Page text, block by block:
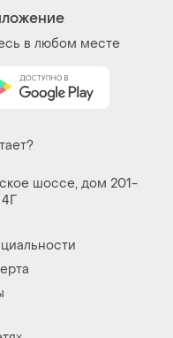
в любом месте
шоссе, дом 201-